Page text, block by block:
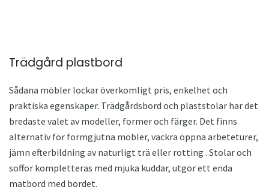
Trädgård plastbord
Sådana möbler lockar överkomligt pris, enkelhet och
praktiska egenskaper. Trädgårdsbord och plaststolar har det
bredaste valet av modeller, former och färger. Det finns
alternativ för formgjutna möbler, vackra öppna arbeteturer,
jämn efterbildning av naturligt trä eller rotting . Stolar och
soffor kompletteras med mjuka kuddar, utgör ett enda
matbord med bordet.